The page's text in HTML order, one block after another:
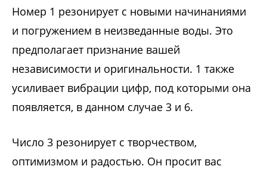
Номер 1 резонирует с новыми начинаниями
и погружением в неизведанные воды. Это
предполагает признание вашей
независимости и оригинальности. 1 также
усиливает вибрации цифр, под которыми она
появляется, в данном случае 3 и 6.
Число 3 резонирует с творчеством,
оптимизмом и радостью. Он просит вас